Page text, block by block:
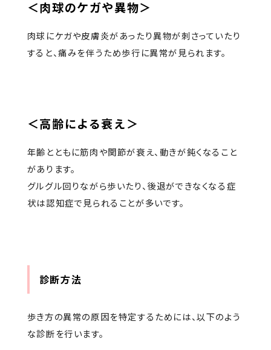
＜肉球のケガや異物＞
肉球にケガや皮膚炎があったり異物が刺さっていたり
すると、痛みを伴うため歩行に異常が見られます。
＜高齢による衰え＞
年齢とともに筋肉や関節が衰え、動きが鈍くなること
があります。
グルグル回りながら歩いたり、後退ができなくなる症
状は認知症で見られることが多いです。
診断方法
歩き方の異常の原因を特定するためには、以下のよう
な診断を行います。